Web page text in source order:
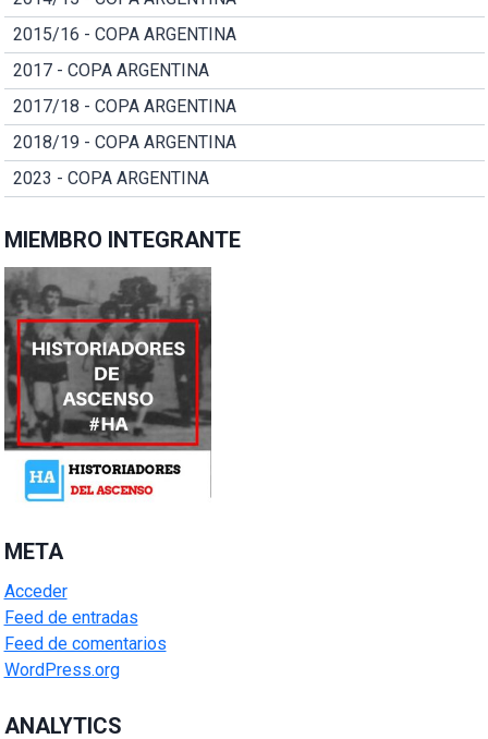
2015/16 - COPA ARGENTINA
2017 - COPA ARGENTINA
2017/18 - COPA ARGENTINA
2018/19 - COPA ARGENTINA
2023 - COPA ARGENTINA
MIEMBRO INTEGRANTE
META
Acceder
Feed de entradas
Feed de comentarios
WordPress.org
ANALYTICS